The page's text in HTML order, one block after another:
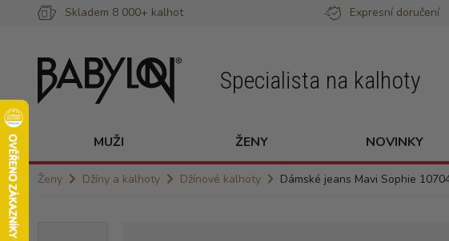
Skladem 8 000+ kalhot Expresní doručení
Specialista na kalhoty
MUŽI ŽENY NOVINKY
Ženy Džíny a kalhoty Džínové kalhoty Dámské jeans Mavi Sophie